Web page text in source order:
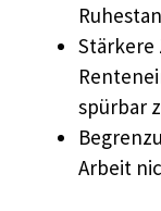
Stärkere
spürbar
Arbeit